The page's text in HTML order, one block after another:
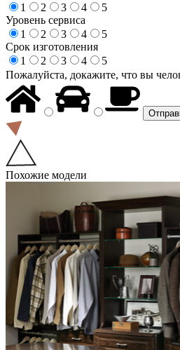
1
2 3 4
5
Уровень сервиса
1
2 3 4
5
Срок изготовления
1
2 3 4
5
Пожалуйста, докажите, что вы
Похожие модели